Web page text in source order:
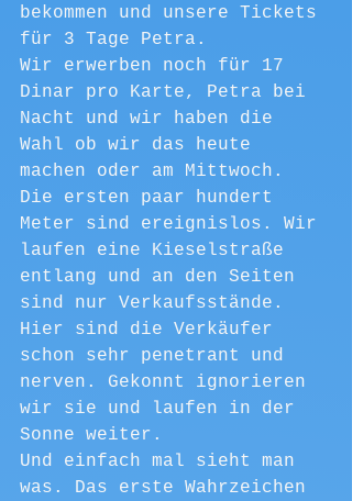
bekommen und unsere Tickets
für 3 Tage Petra.
Wir erwerben noch für 17
Dinar pro Karte, Petra bei
Nacht und wir haben die
Wahl ob wir das heute
machen oder am Mittwoch.
Die ersten paar hundert
Meter sind ereignislos. Wir
laufen eine Kieselstraße
entlang und an den Seiten
sind nur Verkaufsstände.
Hier sind die Verkäufer
schon sehr penetrant und
nerven. Gekonnt ignorieren
wir sie und laufen in der
Sonne weiter.
Und einfach mal sieht man
was. Das erste Wahrzeichen